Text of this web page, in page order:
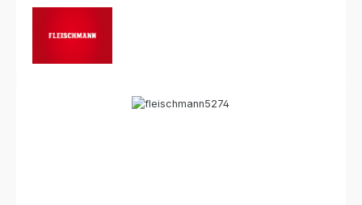
Bildergalerie überspringen